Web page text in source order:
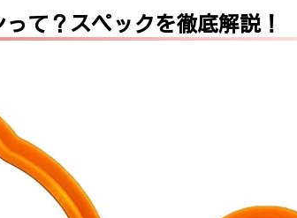
て？スペックを徹底解説！